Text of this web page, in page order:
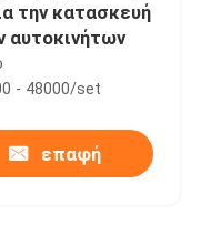
την κατασκευή
αυτοκινήτων
- 48000/set
επαφή